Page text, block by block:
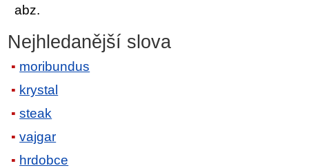
abz.
Nejhledanější slova
moribundus
krystal
steak
vajgar
hrdobce